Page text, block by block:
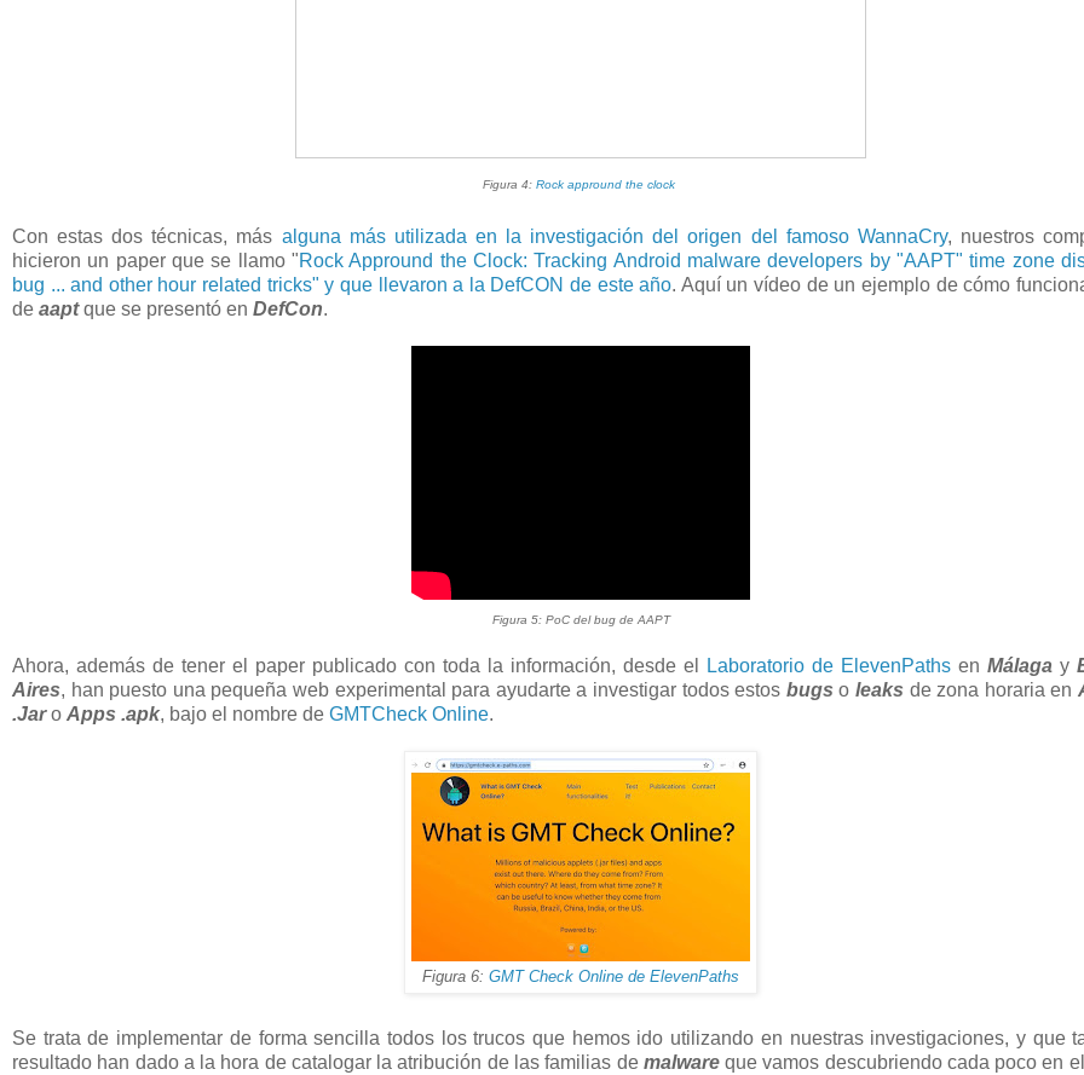
Figura 4: Rock appround the clock
Con estas dos técnicas, más alguna más utilizada en la investigación del origen del famoso WannaCry, nuestros
hicieron un paper que se llamo "Rock Appround the Clock: Tracking Android malware developers by "AAPT" time zone
bug ... and other hour related tricks" y que llevaron a la DefCON de este año. Aquí un vídeo de un ejemplo de cómo
de aaptque se presentó en DefCon.
Figura 5: PoC del bug de AAPT
Ahora, además de tener el paper publicado con toda la información, desde el Laboratorio de ElevenPaths en Málaga y
Aires, han puesto una pequeña web experimental para ayudarte a investigar todos estos bugs oleaks de zona horaria en
.Jaro Apps .apk, bajo el nombre de GMTCheck Online.
Figura 6: GMT Check Online de ElevenPaths
Se trata de implementar de forma sencilla todos los trucos que hemos ido utilizando en nuestras investigaciones, y que
resultado han dado a la hora de catalogar la atribución de las familias de malwareque vamos descubriendo cada poco en